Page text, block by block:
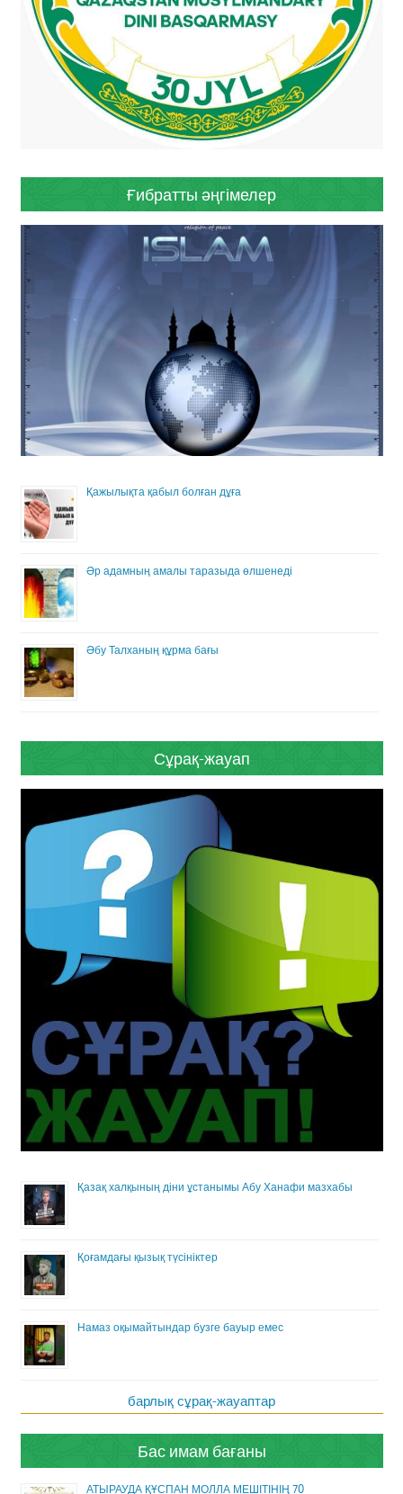
Ғибратты әңгімелер
Қажылықта қабыл болған дұға
Әр адамның амалы таразыда өлшенеді
Әбу Талханың құрма бағы
Сұрақ-жауап
Қазақ халқының діни ұстанымы Абу Ханафи мазхабы
Қоғамдағы қызық түсініктер
Намаз оқымайтындар бузге бауыр емес
барлық сұрақ-жауаптар
Бас имам бағаны
АТЫРАУДА ҚҰСПАН МОЛЛА МЕШІТІНІҢ 70